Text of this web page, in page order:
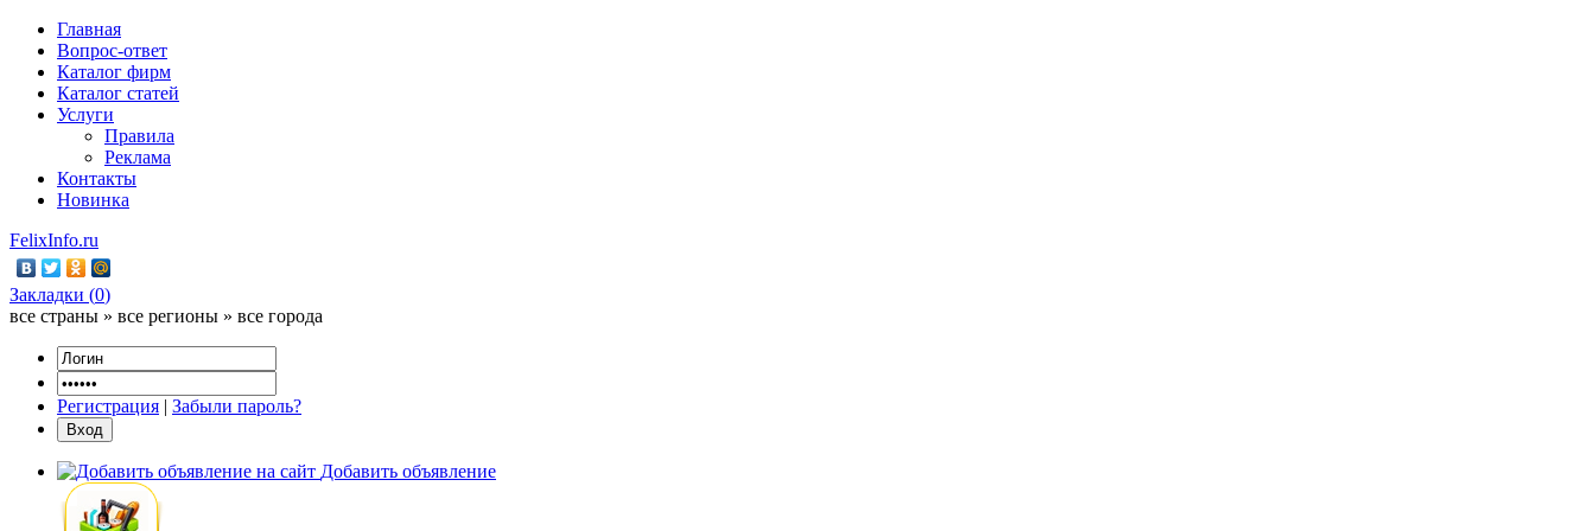
Главная
Вопрос-ответ
Каталог фирм
Каталог статей
Услуги
Правила
Реклама
Контакты
Новинка
FelixInfo.ru
Закладки (0)
все страны » все регионы » все города
Регистрация | Забыли пароль?
Добавить объявление